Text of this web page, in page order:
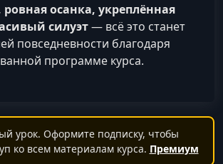
осанка, укреплённая
силуэт— всё это станет
повседневности благодаря
программе курса.
урок. Оформите подписку, чтобы
ко всем материалам курса. Премиум